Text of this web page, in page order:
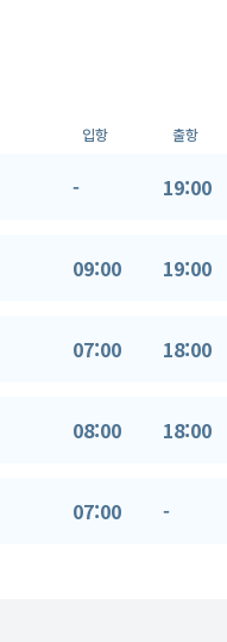
입항 출항
- 19:00
09:00 19:00
07:00 18:00
08:00 18:00
07:00 -